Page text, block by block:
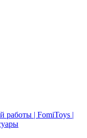
работы | FomiToys |